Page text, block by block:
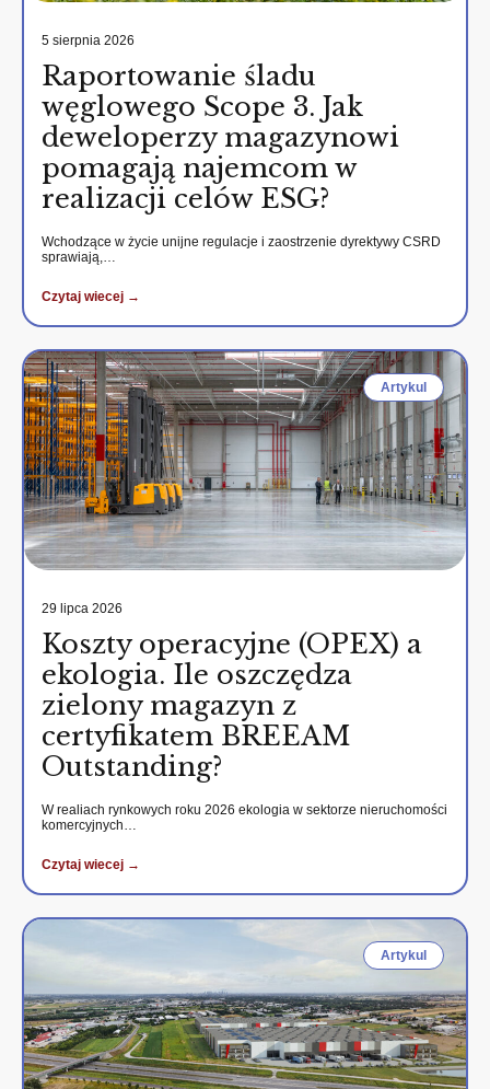
5 sierpnia 2026
Raportowanie śladu
węglowego Scope 3. Jak
deweloperzy magazynowi
pomagają najemcom w
realizacji celów ESG?
Wchodzące w życie unijne regulacje i zaostrzenie dyrektywy CSRD
sprawiają,…
Czytaj wiecej →
Artykul
29 lipca 2026
Koszty operacyjne (OPEX) a
ekologia. Ile oszczędza
zielony magazyn z
certyfikatem BREEAM
Outstanding?
W realiach rynkowych roku 2026 ekologia w sektorze nieruchomości
komercyjnych…
Czytaj wiecej →
Artykul